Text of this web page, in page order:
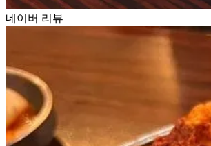
네이버 리뷰